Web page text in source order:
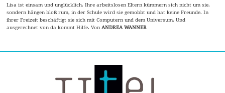
Lisa ist einsam und unglücklich. Ihre arbeitslosen Eltern kümmern sich nicht um sie,
sondern hängen bloß rum, in der Schule wird sie gemobbt und hat keine Freunde. In
ihrer Freizeit beschäftigt sie sich mit Computern und dem Universum. Und
ausgerechnet von da kommt Hilfe. Von ANDREA WANNER